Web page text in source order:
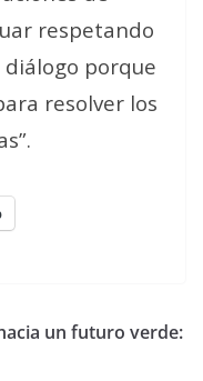
respetando
porque
resolver los
un futuro verde: